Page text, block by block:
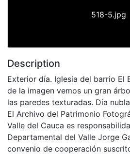
518-5.jpg
Description
Exterior día. Iglesia del barrio El
de la imagen vemos un gran
las paredes texturadas. Día
El Archivo del Patrimonio
Valle del Cauca es
Departamental del Valle Jorge
convenio de cooperación